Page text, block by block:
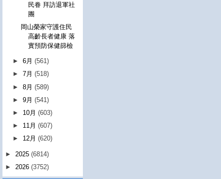
民眷 拜訪退軍社
團
岡山榮家守護住民
高齡長者健康 落
實預防保健篩檢
►6月(561)
►7月(518)
►8月(589)
►9月(541)
► 10月(603)
► 11月(607)
► 12月(620)
► 2025 (6814)
► 2026 (3752)